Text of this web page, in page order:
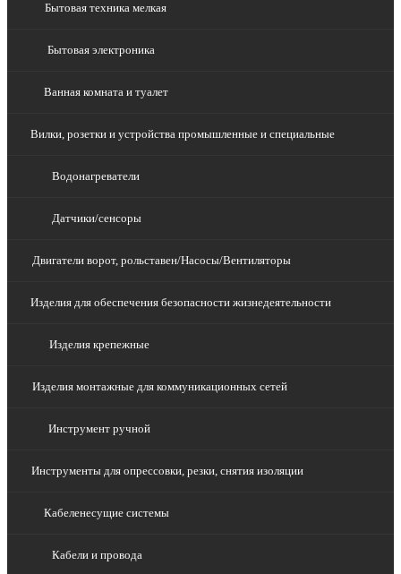
Бытовая техника мелкая
Бытовая электроника
Ванная комната и туалет
Вилки, розетки и устройства промышленные и специальные
Водонагреватели
Датчики/сенсоры
Двигатели ворот, рольставен/Насосы/Вентиляторы
Изделия для обеспечения безопасности жизнедеятельности
Изделия крепежные
Изделия монтажные для коммуникационных сетей
Инструмент ручной
Инструменты для опрессовки, резки, снятия изоляции
Кабеленесущие системы
Кабели и провода